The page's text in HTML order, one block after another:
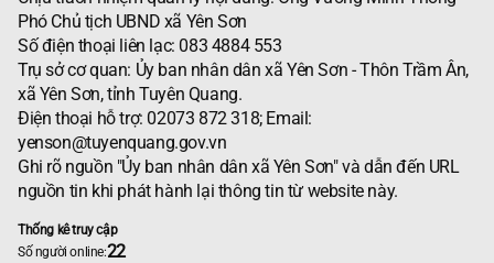
Phó Chủ tịch UBND xã Yên Sơn
Số điện thoại liên lạc: 083 4884 553
Trụ sở cơ quan: Ủy ban nhân dân xã Yên Sơn - Thôn Trầm Ân,
xã Yên Sơn, tỉnh Tuyên Quang.
Điện thoại hỗ trợ: 02073 872 318; Email:
yenson@tuyenquang.gov.vn
Ghi rõ nguồn "Ủy ban nhân dân xã Yên Sơn" và dẫn đến URL
nguồn tin khi phát hành lại thông tin từ website này.
Thống kê truy cập
Số người online:22